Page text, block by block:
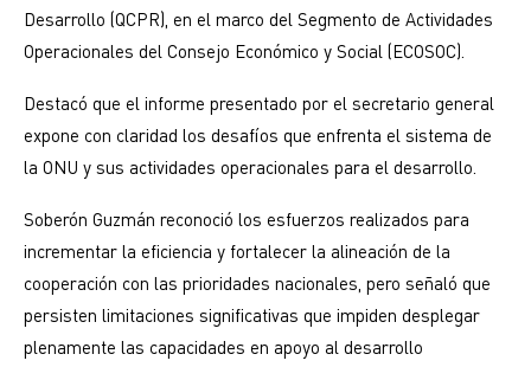
Desarrollo (QCPR), en el marco del Segmento de Actividades
Operacionales del Consejo Económico y Social (ECOSOC).
Destacó que el informe presentado por el secretario general
expone con claridad los desafíos que enfrenta el sistema de
la ONU y sus actividades operacionales para el desarrollo.
Soberón Guzmán reconoció los esfuerzos realizados para
incrementar la eficiencia y fortalecer la alineación de la
cooperación con las prioridades nacionales, pero señaló que
persisten limitaciones significativas que impiden desplegar
plenamente las capacidades en apoyo al desarrollo